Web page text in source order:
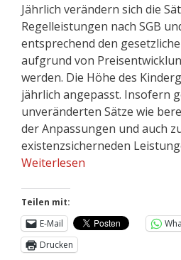
Jährlich verändern sich die
Regelleistungen nach SGB
entsprechend den
aufgrund von
werden. Die Höhe des
jährlich angepasst. Insofern
unveränderten Sätze wie
der Anpassungen und auch
existenzsicherneden
Weiterlesen
Teilen mit:
E-Mail
Drucken